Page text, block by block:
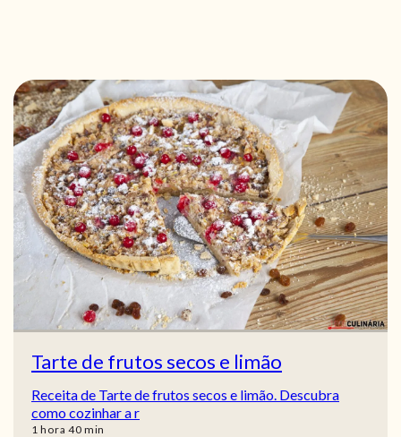
Tarte de frutos secos e limão
Receita de Tarte de frutos secos e limão. Descubra
como cozinhar a r
1 hora
hora 40min
min